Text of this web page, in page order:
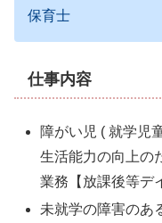
保育士
仕事内容
障がい児 ( 就学児
生活能力の向上の
業務【放課後等デ
未就学の障害のあ